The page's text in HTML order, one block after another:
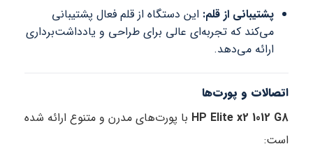
پشتیبانی از قلم: این دستگاه از قلم فعال پشتیبانی
می‌کند که تجربه‌ای عالی برای طراحی و یادداشت‌برداری
ارائه می‌دهد.
اتصالات و پورت‌ها
HP Elite x2 1012 G8 با پورت‌های مدرن و متنوع ارائه شده
است: